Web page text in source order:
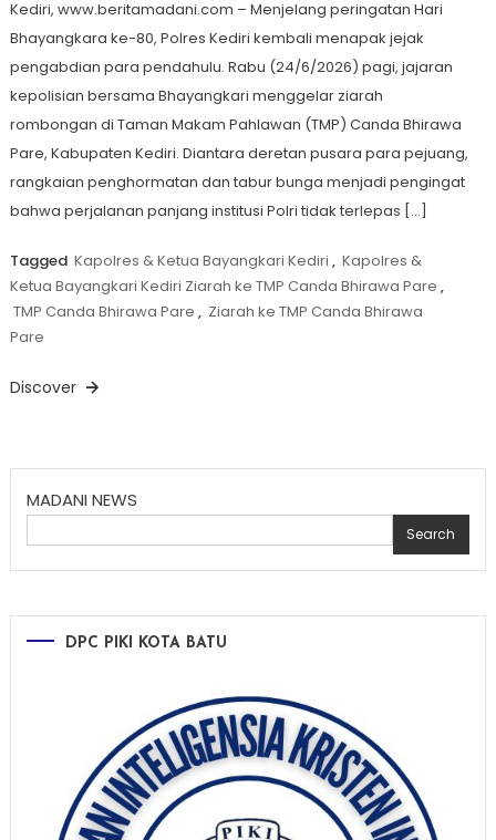
Kediri, www.beritamadani.com – Menjelang peringatan Hari
Bhayangkara ke-80, Polres Kediri kembali menapak jejak
pengabdian para pendahulu. Rabu (24/6/2026) pagi, jajaran
kepolisian bersama Bhayangkari menggelar ziarah
rombongan di Taman Makam Pahlawan (TMP) Canda Bhirawa
Pare, Kabupaten Kediri. Diantara deretan pusara para pejuang,
rangkaian penghormatan dan tabur bunga menjadi pengingat
bahwa perjalanan panjang institusi Polri tidak terlepas […]
Tagged Kapolres & Ketua Bayangkari Kediri , Kapolres &
Ketua Bayangkari Kediri Ziarah ke TMP Canda Bhirawa Pare ,
TMP Canda Bhirawa Pare , Ziarah ke TMP Canda Bhirawa
Pare
Discover
MADANI NEWS
Search
DPC PIKI KOTA BATU